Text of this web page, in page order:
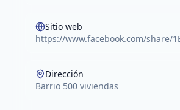
Sitio web
https://www.facebook.com/share/
Dirección
Barrio 500 viviendas